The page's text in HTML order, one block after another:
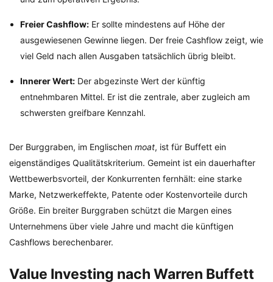
Freier Cashflow: Er sollte mindestens auf Höhe der
ausgewiesenen Gewinne liegen. Der freie Cashflow zeigt, wie
viel Geld nach allen Ausgaben tatsächlich übrig bleibt.
Innerer Wert: Der abgezinste Wert der künftig
entnehmbaren Mittel. Er ist die zentrale, aber zugleich am
schwersten greifbare Kennzahl.
Der Burggraben, im Englischen moat, ist für Buffett ein
eigenständiges Qualitätskriterium. Gemeint ist ein dauerhafter
Wettbewerbsvorteil, der Konkurrenten fernhält: eine starke
Marke, Netzwerkeffekte, Patente oder Kostenvorteile durch
Größe. Ein breiter Burggraben schützt die Margen eines
Unternehmens über viele Jahre und macht die künftigen
Cashflows berechenbarer.
Value Investing nach Warren Buffett